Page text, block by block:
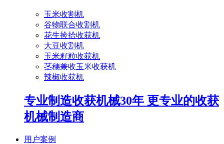
玉米收割机
谷物联合收割机
花生捡拾收获机
大豆收割机
玉米籽粒收获机
茎穗兼收玉米收获机
辣椒收获机
专业制造收获机械30年 更专业的收获
机械制造商
用户案例